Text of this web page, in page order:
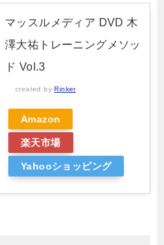
マッスルメディア DVD 木
澤大祐トレーニングメソッ
ド Vol.3
created byRinker
Amazon
楽天市場
Yahooショッピング